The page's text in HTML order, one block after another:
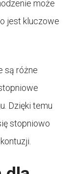
może
jest kluczowe
są różne
Dzięki temu
stopniowo